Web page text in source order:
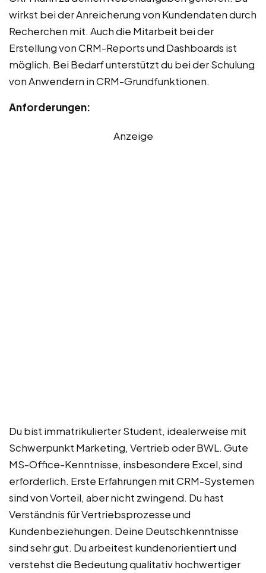
wirkst bei der Anreicherung von Kundendaten durch
Recherchen mit. Auch die Mitarbeit bei der
Erstellung von CRM-Reports und Dashboards ist
möglich. Bei Bedarf unterstützt du bei der Schulung
von Anwendern in CRM-Grundfunktionen.
Anforderungen:
Anzeige
Du bist immatrikulierter Student, idealerweise mit
Schwerpunkt Marketing, Vertrieb oder BWL. Gute
MS-Office-Kenntnisse, insbesondere Excel, sind
erforderlich. Erste Erfahrungen mit CRM-Systemen
sind von Vorteil, aber nicht zwingend. Du hast
Verständnis für Vertriebsprozesse und
Kundenbeziehungen. Deine Deutschkenntnisse
sind sehr gut. Du arbeitest kundenorientiert und
verstehst die Bedeutung qualitativ hochwertiger